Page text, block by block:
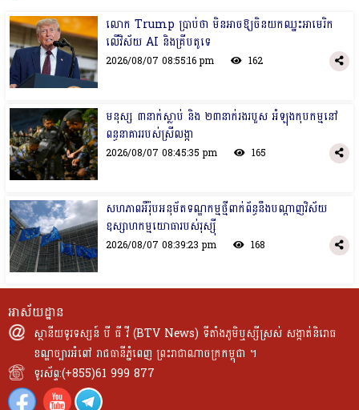
លោក Trump ប្រាប់​ថា មិនអាចឱ្យចិនយកឈ្នះអាមេរិក​
លើវិស័យ​ AI និងគ្រីបតូទេ
2026/08/07 08:55:16 pm 162
មនុស្ស ៣នាក់ស្លាប់​ និង​ ២៣នាក់រង​របួស​ អំឡុង​កុបកម្មនៅ​
ពន្ធនាគាររបស់​ស្រីលង្កា
2026/08/07 08:45:35 pm 165
សហភាពអឺរ៉ុបអនុម័តទណ្ឌកម្មថ្មីពាក់​ព័ន្ធ​នឹង​បណ្ដាញ​​វិស័យ​
ឧស្សាហកម្មយោធារបស់រុស្ស៊ី
2026/08/07 08:39:23 pm 168
អាស័យដ្ឋាន
ស្ថានីយទូរទស្សន៍ បី ធី វី (BTV News) ទីតាំងភូមិឬស្សីស្រស់ សង្កាត់និរោធ
ខណ្ឌច្បារអំពៅ រាជធានីភ្នំពេញ ព្រះរាជាណាចក្រកម្ពុជា ។
ទូរស័ព្ទ:(+855)61 999 877